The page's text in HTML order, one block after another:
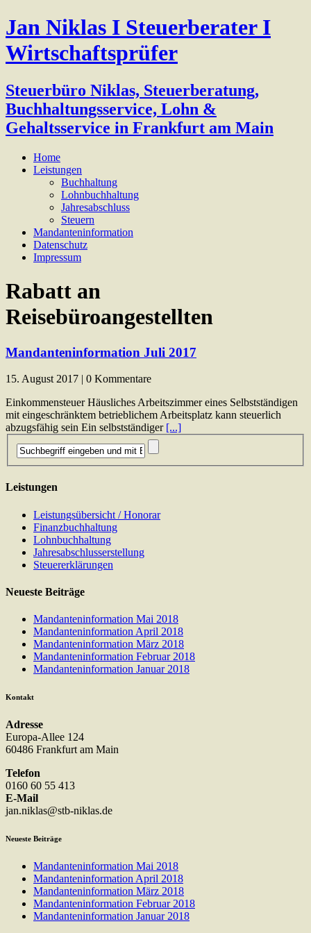
Jan Niklas I Steuerberater I
Wirtschaftsprüfer
Steuerbüro Niklas, Steuerberatung,
Buchhaltungsservice, Lohn &
Gehaltsservice in Frankfurt am Main
Home
Leistungen
Buchhaltung
Lohnbuchhaltung
Jahresabschluss
Steuern
Mandanteninformation
Datenschutz
Impressum
Rabatt an
Reisebüroangestellten
Mandanteninformation Juli 2017
15. August 2017 | 0 Kommentare
Einkommensteuer Häusliches Arbeitszimmer eines Selbstständigen
mit eingeschränktem betrieblichem Arbeitsplatz kann steuerlich
abzugsfähig sein Ein selbstständiger [...]
Leistungen
Leistungsübersicht / Honorar
Finanzbuchhaltung
Lohnbuchhaltung
Jahresabschlusserstellung
Steuererklärungen
Neueste Beiträge
Mandanteninformation Mai 2018
Mandanteninformation April 2018
Mandanteninformation März 2018
Mandanteninformation Februar 2018
Mandanteninformation Januar 2018
Kontakt
Adresse
Europa-Allee 124
60486 Frankfurt am Main
Telefon
0160 60 55 413
E-Mail
jan.niklas@stb-niklas.de
Neueste Beiträge
Mandanteninformation Mai 2018
Mandanteninformation April 2018
Mandanteninformation März 2018
Mandanteninformation Februar 2018
Mandanteninformation Januar 2018